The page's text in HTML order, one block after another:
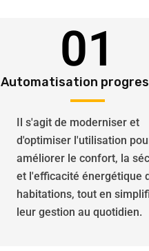
01
Automatisation
Il s'agit de moderniser et
d'optimiser l'utilisation
améliorer le confort, la
et l'efficacité énergétique
habitations, tout en
leur gestion au quotidien.